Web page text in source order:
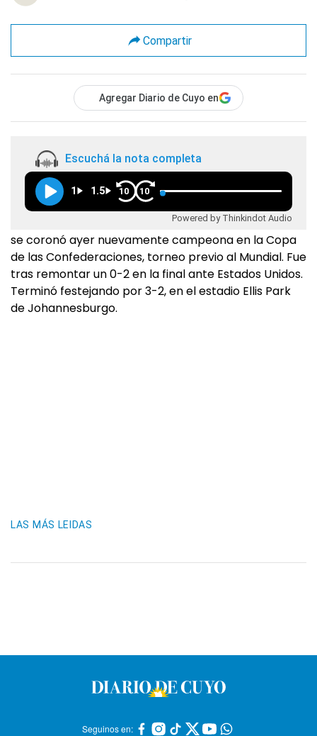
Compartir
Agregar Diario de Cuyo en
Escuchá la nota completa
1 1.5 10 10
Powered by Thinkindot Audio
se coronó ayer nuevamente campeona en la Copa
de las Confederaciones, torneo previo al Mundial. Fue
tras remontar un 0-2 en la final ante Estados Unidos.
Terminó festejando por 3-2, en el estadio Ellis Park
de Johannesburgo.
LAS MÁS LEIDAS
Seguinos en: